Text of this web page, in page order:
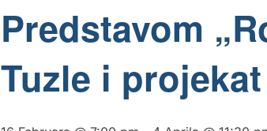
Predstavom
Tuzle i